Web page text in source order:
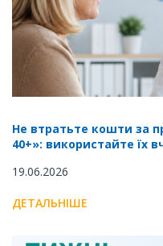
Не втратьте кошти за
40+»: використайте їх
19.06.2026
ДЕТАЛЬНІШЕ